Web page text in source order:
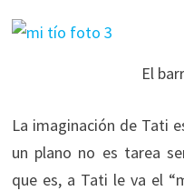
El
La imaginación de Tati
un plano no es tarea
que es, a Tati le va el